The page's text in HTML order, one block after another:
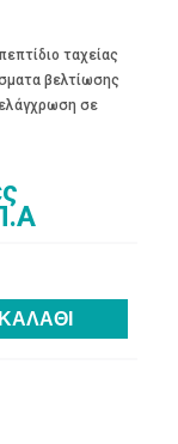
ταχείας
βελτίωσης
σε